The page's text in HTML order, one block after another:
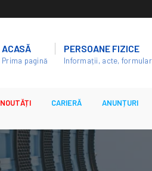
ACASĂ
Prima pagină
PERSOANE FIZICE
Informații, acte,
NOUTĂȚI CARIERĂ ANUNȚURI